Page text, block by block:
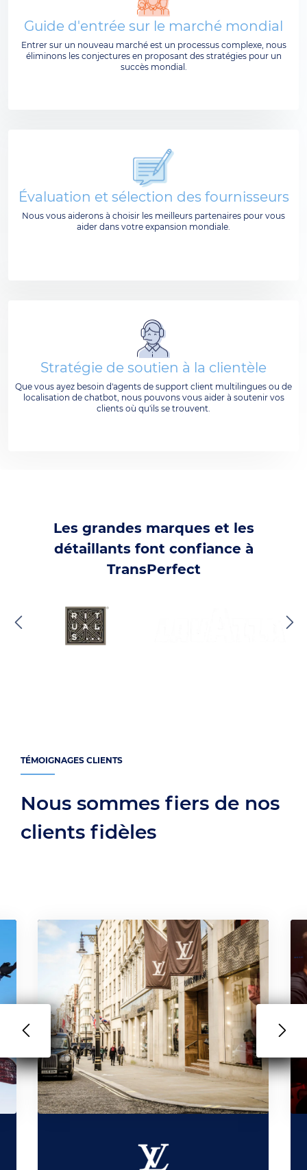
Guide d'entrée sur le marché mondial
Entrer sur un nouveau marché est un processus complexe, nous
éliminons les conjectures en proposant des stratégies pour un
succès mondial.
Évaluation et sélection des fournisseurs
Nous vous aiderons à choisir les meilleurs partenaires pour vous
aider dans votre expansion mondiale.
Stratégie de soutien à la clientèle
Que vous ayez besoin d'agents de support client multilingues ou de
localisation de chatbot, nous pouvons vous aider à soutenir vos
clients où qu'ils se trouvent.
Les grandes marques et les
détaillants font confiance à
TransPerfect
TÉMOIGNAGES CLIENTS
Nous sommes fiers de nos
clients fidèles